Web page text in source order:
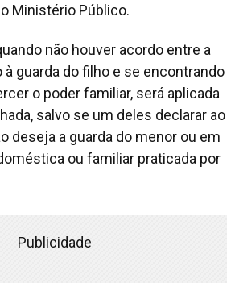
Ministério Público.
não houver acordo entre a
à guarda do filho e se encontrando
o poder familiar, será aplicada
salvo se um deles declarar ao
deseja a guarda do menor ou em
ou familiar praticada por
Publicidade